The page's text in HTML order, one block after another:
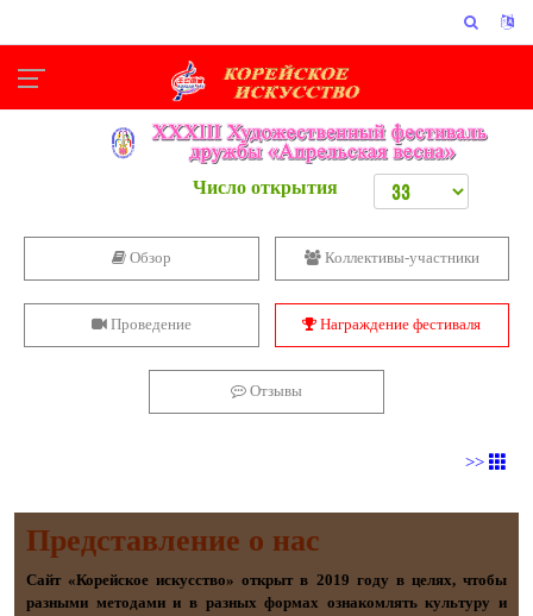
Число открытия
Обзор Коллективы-участники
Проведение Награждение фестиваля
Отзывы
>>
Представление о наc
Сайт «Корейское искусство» открыт в 2019 году в целях, чтобы
разными методами и в разных формах ознакомлять культуру и